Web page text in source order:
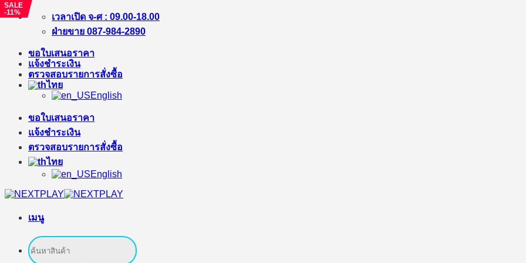
ข้าม
เนื้อหา
เวลาเปิด จ-ศ : 09.00-18.00
ฝ่ายขาย 087-984-2890
ขอใบเสนอราคา
แจ้งชำระเงิน
ตรวจสอบรายการสั่งซื้อ
ไทย
English
ขอใบเสนอราคา
แจ้งชำระเงิน
ตรวจสอบรายการสั่งซื้อ
ไทย
English
เมนู
ค้นหา:
SALE
-11%